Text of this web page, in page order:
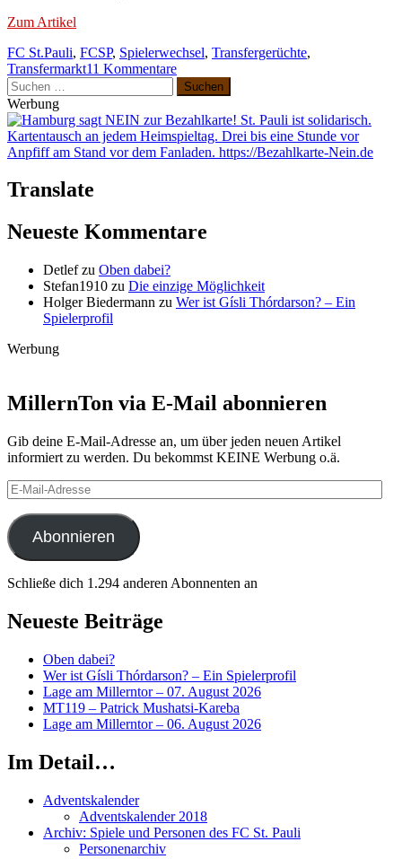
Zum Artikel
FC St.Pauli, FCSP, Spielerwechsel, Transfergerüchte,
Transfermarkt11 Kommentarezu
Transfergerüchte
–
oder
soll
man
Suchen
nach:
Werbung
Translate
Neueste Kommentare
Detlefzu Oben dabei?
Stefan1910 zu Die einzige Möglichkeit
Holger Biedermann zu Wer ist Gísli Thórdarson? – Ein
Spielerprofil
Werbung
MillernTon via E-Mail abonnieren
Gib deine E-Mail-Adresse an, um über jeden neuen Artikel
informiert zu werden. Du bekommst KEINE Werbung o.ä.
E-
Mail-
Adresse
Abonnieren
Schließe dich 1.294 anderen Abonnenten an
Neueste Beiträge
Oben dabei?
Wer ist Gísli Thórdarson? – Ein Spielerprofil
Lage am Millerntor – 07. August 2026
MT119 – Patrick Mushatsi-Kareba
Lage am Millerntor – 06. August 2026
Im Detail…
Adventskalender
Adventskalender 2018
Archiv: Spiele und Personen des FC St. Pauli
Personenarchiv